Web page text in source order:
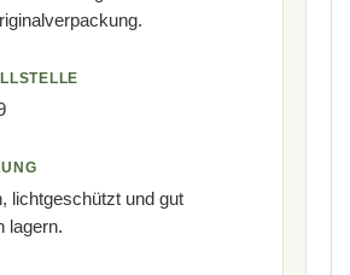
lichtgeschützt und gut
lagern.